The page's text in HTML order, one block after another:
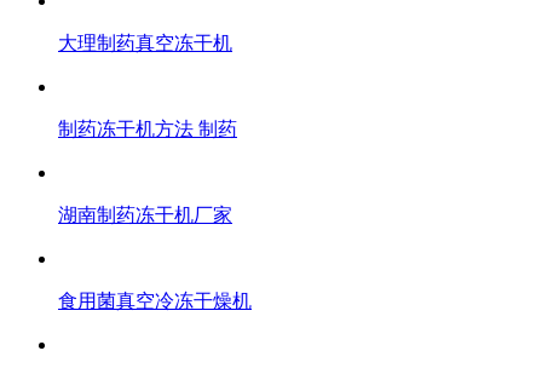
大理制药真空冻干机
制药冻干机方法 制药
湖南制药冻干机厂家
食用菌真空冷冻干燥机